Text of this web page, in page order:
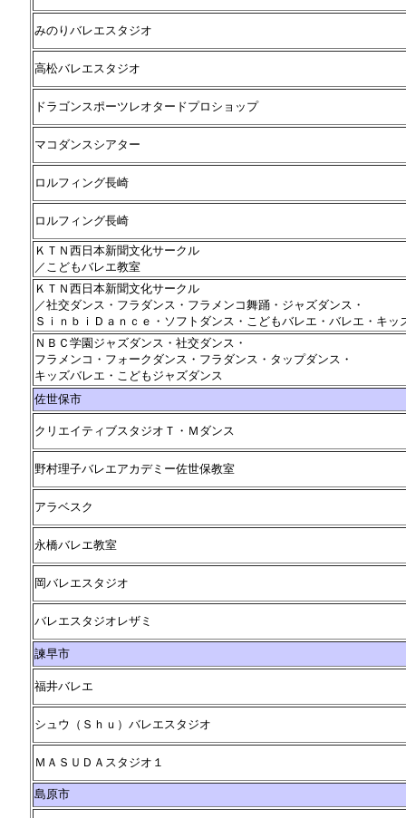
みのりバレエスタジオ
高松バレエスタジオ
ドラゴンスポーツレオタードプロショップ
マコダンスシアター
ロルフィング長崎
ロルフィング長崎
ＫＴＮ西日本新聞文化サークル
／こどもバレエ教室
ＫＴＮ西日本新聞文化サークル
／社交ダンス・フラダンス・フラメンコ舞踊・ジャズダンス・
ＳｉｎｂｉＤａｎｃｅ・ソフトダンス・こどもバレエ・バレエ・キッ
ＮＢＣ学園ジャズダンス・社交ダンス・
フラメンコ・フォークダンス・フラダンス・タップダンス・
キッズバレエ・こどもジャズダンス
佐世保市
クリエイティブスタジオＴ・Ｍダンス
野村理子バレエアカデミー佐世保教室
アラベスク
永橋バレエ教室
岡バレエスタジオ
バレエスタジオレザミ
諫早市
福井バレエ
シュウ（Ｓｈｕ）バレエスタジオ
ＭＡＳＵＤＡスタジオ１
島原市